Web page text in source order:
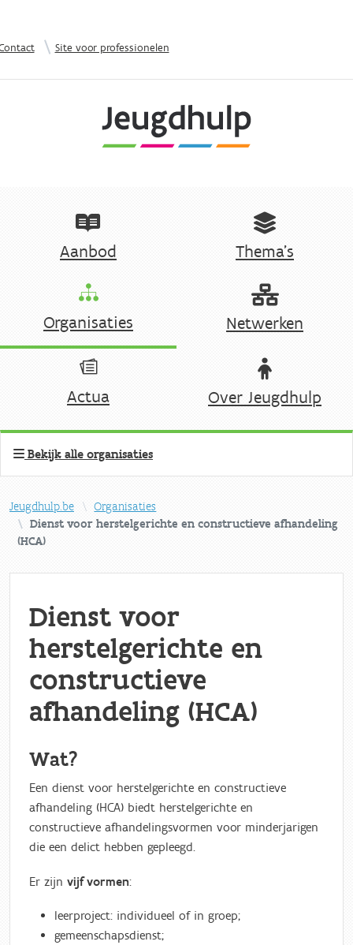
| Site voor professionelen
Aanbod Thema's
Organisaties Netwerken
Actua Over Jeugdhulp
Bekijk alle organisaties
Jeugdhulp.be
Organisaties
Dienst voor herstelgerichte en constructieve afhandeling
(HCA)
Dienst voor
herstelgerichte en
constructieve
afhandeling (HCA)
Wat?
Een dienst voor herstelgerichte en constructieve
afhandeling (HCA) biedt herstelgerichte en
constructieve afhandelingsvormen voor minderjarigen
die een delict hebben gepleegd.
Er zijn vijf vormen:
leerproject: individueel of in groep;
gemeenschapsdienst;